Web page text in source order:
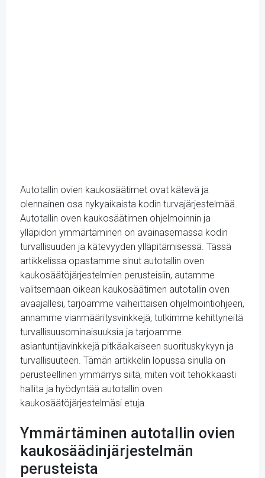
Autotallin ovien kaukosäätimet ovat kätevä ja
olennainen osa nykyaikaista kodin turvajärjestelmää.
Autotallin oven kaukosäätimen ohjelmoinnin ja
ylläpidon ymmärtäminen on avainasemassa kodin
turvallisuuden ja kätevyyden ylläpitämisessä. Tässä
artikkelissa opastamme sinut autotallin oven
kaukosäätöjärjestelmien perusteisiin, autamme
valitsemaan oikean kaukosäätimen autotallin oven
avaajallesi, tarjoamme vaiheittaisen ohjelmointiohjeen,
annamme vianmääritysvinkkejä, tutkimme kehittyneitä
turvallisuusominaisuuksia ja tarjoamme
asiantuntijavinkkejä pitkäaikaiseen suorituskykyyn ja
turvallisuuteen. Tämän artikkelin lopussa sinulla on
perusteellinen ymmärrys siitä, miten voit tehokkaasti
hallita ja hyödyntää autotallin oven
kaukosäätöjärjestelmäsi etuja.
Ymmärtäminen autotallin ovien
kaukosäädinjärjestelmän
perusteista